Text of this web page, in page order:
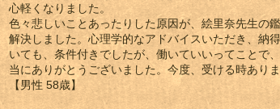
心軽くなりました。
色々悲しいことあったりした原因が、絵里奈先生の
解決しました。心理学的なアドバイスいただき、納
いても、条件付きでしたが、働いていいってことで
当にありがとうございました。今度、受ける時あり
【男性 58歳】